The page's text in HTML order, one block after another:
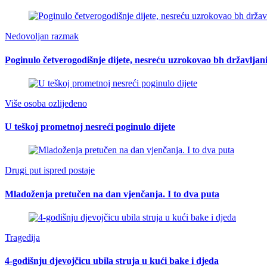
Nedovoljan razmak
Poginulo četverogodišnje dijete, nesreću uzrokovao bh
Više osoba ozlijeđeno
U teškoj prometnoj nesreći poginulo dijete
Drugi put ispred postaje
Mladoženja pretučen na dan vjenčanja. I to dva puta
Tragedija
4-godišnju djevojčicu ubila struja u kući bake i djeda